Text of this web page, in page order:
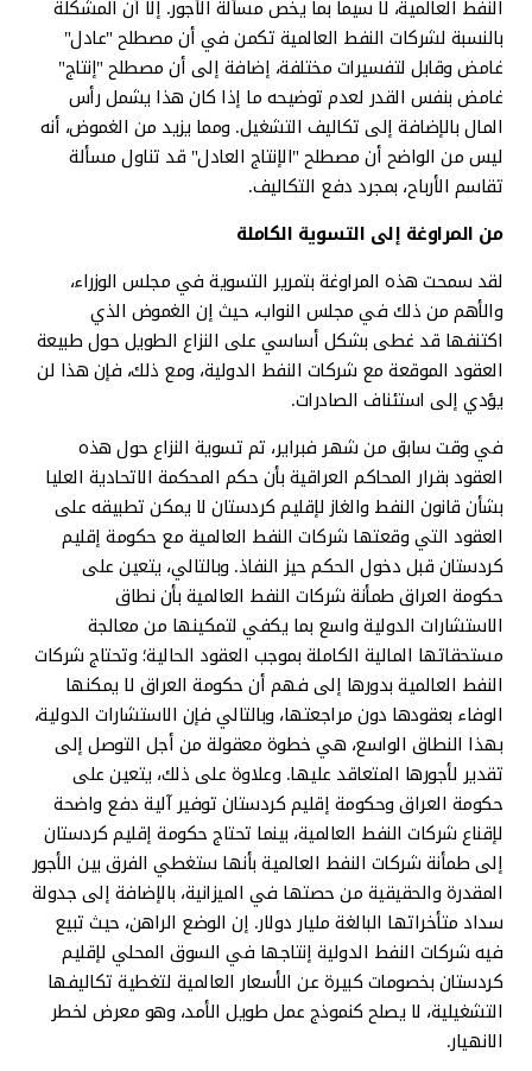
النفط العالمية، لا سيما بما يخص مسألة الأجور. إلا أن المشكلة
بالنسبة لشركات النفط العالمية تكمن في أن مصطلح "عادل"
غامض وقابل لتفسيرات مختلفة، إضافة إلى أن مصطلح "إنتاج"
غامض بنفس القدر لعدم توضيحه ما إذا كان هذا يشمل رأس
المال بالإضافة إلى تكاليف التشغيل. ومما يزيد من الغموض، أنه
ليس من الواضح أن مصطلح "الإنتاج العادل" قد تناول مسألة
تقاسم الأرباح، بمجرد دفع التكاليف.
من المراوغة إلى التسوية الكاملة
لقد سمحت هذه المراوغة بتمرير التسوية في مجلس الوزراء،
والأهم من ذلك في مجلس النواب، حيث إن الغموض الذي
اكتنفها قد غطى بشكل أساسي على النزاع الطويل حول طبيعة
العقود الموقعة مع شركات النفط الدولية، ومع ذلك، فإن هذا لن
يؤدي إلى استئناف الصادرات.
في وقت سابق من شهر فبراير، تم تسوية النزاع حول هذه
العقود بقرار المحاكم العراقية بأن حكم المحكمة الاتحادية العليا
بشأن قانون النفط والغاز لإقليم كردستان لا يمكن تطبيقه على
العقود التي وقعتها شركات النفط العالمية مع حكومة إقليم
كردستان قبل دخول الحكم حيز النفاذ. وبالتالي، يتعين على
حكومة العراق طمأنة شركات النفط العالمية بأن نطاق
الاستشارات الدولية واسع بما يكفي لتمكينها من معالجة
مستحقاتها المالية الكاملة بموجب العقود الحالية؛ وتحتاج شركات
النفط العالمية بدورها إلى فهم أن حكومة العراق لا يمكنها
الوفاء بعقودها دون مراجعتها، وبالتالي فإن الاستشارات الدولية،
بهذا النطاق الواسع، هي خطوة معقولة من أجل التوصل إلى
تقدير لأجورها المتعاقد عليها. وعلاوة على ذلك، يتعين على
حكومة العراق وحكومة إقليم كردستان توفير آلية دفع واضحة
لإقناع شركات النفط العالمية، بينما تحتاج حكومة إقليم كردستان
إلى طمأنة شركات النفط العالمية بأنها ستغطي الفرق بين الأجور
المقدرة والحقيقية من حصتها في الميزانية، بالإضافة إلى جدولة
سداد متأخراتها البالغة مليار دولار. إن الوضع الراهن، حيث تبيع
فيه شركات النفط الدولية إنتاجها في السوق المحلي لإقليم
كردستان بخصومات كبيرة عن الأسعار العالمية لتغطية تكاليفها
التشغيلية، لا يصلح كنموذج عمل طويل الأمد، وهو معرض لخطر
الانهيار.